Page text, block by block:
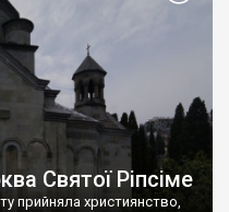
Святої Ріпсіме
прийняла християнство,